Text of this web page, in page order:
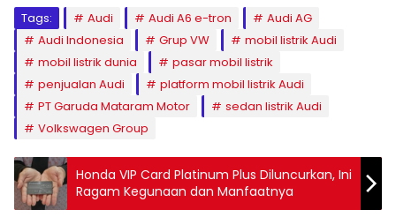
Tags: Audi Audi A6 e-tron
Audi AG
Audi Indonesia
Grup VW
mobil listrik Audi
mobil listrik dunia
pasar mobil listrik
penjualan Audi
platform mobil listrik Audi
PT Garuda Mataram Motor
sedan listrik Audi
Volkswagen Group
Honda VIP Card Platinum Plus Diluncurkan, Ini
Ragam Kegunaan dan Manfaatnya